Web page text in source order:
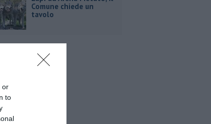
or
to
Comune chiede un
tavolo